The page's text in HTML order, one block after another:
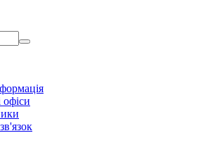
офіси